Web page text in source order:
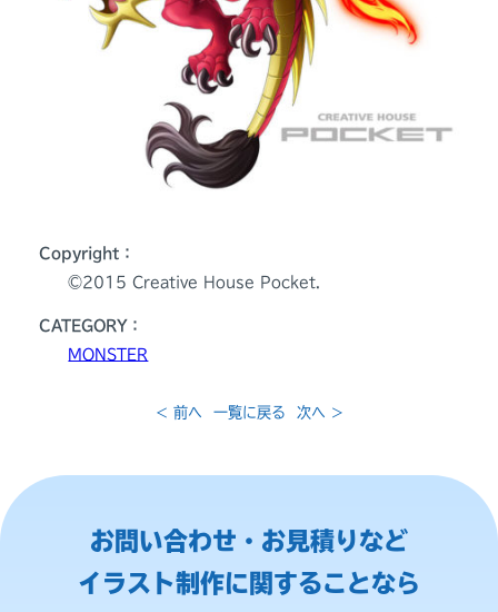
Copyright：
©️2015 Creative House Pocket.
CATEGORY：
MONSTER
< 前へ 一覧に戻る 次へ >
お問い合わせ・お見積りなど
イラスト制作に関することなら